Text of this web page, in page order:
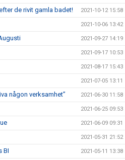
de rivit gamla badet! 2021-10-12 15:58
2021-10-06 13:42
2021-09-27 14:19
2021-09-17 10:53
2021-08-17 15:43
2021-07-05 13:11
någon verksamhet” 2021-06-30 11:58
2021-06-25 09:53
2021-06-09 09:31
2021-05-31 21:52
BI 2021-05-11 13:38